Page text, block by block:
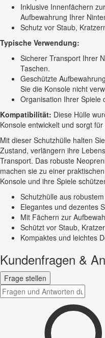
Inklusive Innenfächern
Aufbewahrung Ihrer
Schutz vor Staub,
Typische Verwendung:
Sicherer Transport Ihrer
Taschen.
Geschützte
Sie die Konsole nicht
Organisation Ihrer Spiele
Kompatibilität: Diese Hülle
Konsole entwickelt und sorgt
Mit dieser Schutzhülle halten
Zustand, verlängern ihre
Transport. Das robuste
machen sie zu einer
Konsole und ihre Spiele
Schutzhülle aus
Elegantes und dezentes
Mit Fächern zur
Schützt vor Staub,
Kompaktes und leichtes
Kundenfragen &
Frage stellen